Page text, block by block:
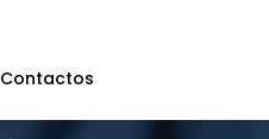
Contactos